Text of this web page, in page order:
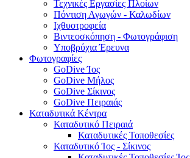
Τεχνικές Εργασίες Πλοίων
Πόντιση Αγωγών - Καλωδίων
Ιχθυοτροφεία
Βιντεοσκόπηση - Φωτογράφιση
Υποβρύχια Έρευνα
Φωτογραφίες
GoDive Ίος
GoDive Μήλος
GoDive Σίκινος
GoDive Πειραιάς
Καταδυτικά Κέντρα
Καταδυτικό Πειραιά
Καταδυτικές Τοποθεσίες
Καταδυτικό Ίος - Σίκινος